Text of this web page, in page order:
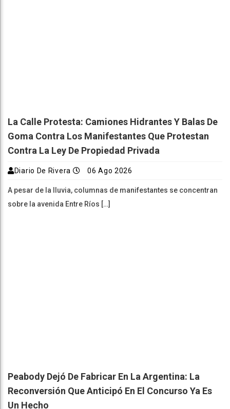
La Calle Protesta: Camiones Hidrantes Y Balas De
Goma Contra Los Manifestantes Que Protestan
Contra La Ley De Propiedad Privada
Diario De Rivera 06 Ago 2026
A pesar de la lluvia, columnas de manifestantes se concentran
sobre la avenida Entre Ríos […]
Peabody Dejó De Fabricar En La Argentina: La
Reconversión Que Anticipó En El Concurso Ya Es
Un Hecho